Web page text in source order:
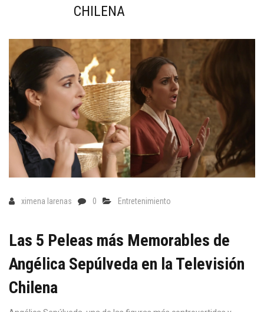
CHILENA
ximena larenas 0 Entretenimiento
Las 5 Peleas más Memorables de
Angélica Sepúlveda en la Televisión
Chilena